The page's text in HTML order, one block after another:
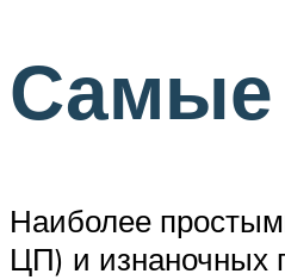
Самые
Наиболее
ЦП) и изнаночных